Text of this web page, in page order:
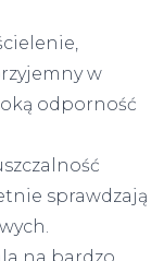
w
odporność
sprawdzają